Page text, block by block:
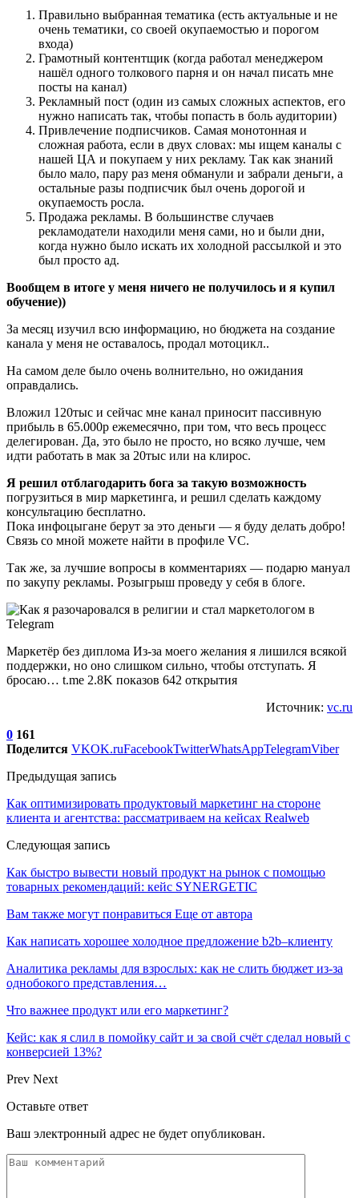
Правильно выбранная тематика (есть актуальные и не
очень тематики, со своей окупаемостью и порогом
входа)
Грамотный контентщик (когда работал менеджером
нашёл одного толкового парня и он начал писать мне
посты на канал)
Рекламный пост (один из самых сложных аспектов, его
нужно написать так, чтобы попасть в боль аудитории)
Привлечение подписчиков. Самая монотонная и
сложная работа, если в двух словах: мы ищем каналы с
нашей ЦА и покупаем у них рекламу. Так как знаний
было мало, пару раз меня обманули и забрали деньги, а
остальные разы подписчик был очень дорогой и
окупаемость росла.
Продажа рекламы. В большинстве случаев
рекламодатели находили меня сами, но и были дни,
когда нужно было искать их холодной рассылкой и это
был просто ад.
Вообщем в итоге у меня ничего не получилось и я купил
обучение))
За месяц изучил всю информацию, но бюджета на создание
канала у меня не оставалось, продал мотоцикл..
На самом деле было очень волнительно, но ожидания
оправдались.
Вложил 120тыс и сейчас мне канал приносит пассивную
прибыль в 65.000р ежемесячно, при том, что весь процесс
делегирован. Да, это было не просто, но всяко лучше, чем
идти работать в мак за 20тыс или на клирос.
Я решил отблагодарить бога за такую возможность
погрузиться в мир маркетинга, и решил сделать каждому
консультацию бесплатно.
Пока инфоцыгане берут за это деньги — я буду делать добро!
Связь со мной можете найти в профиле VC.
Так же, за лучшие вопросы в комментариях — подарю мануал
по закупу рекламы. Розыгрыш проведу у себя в блоге.
Маркетёр без диплома Из-за моего желания я лишился всякой
поддержки, но оно слишком сильно, чтобы отступать. Я
бросаю… t.me 2.8K показов 642 открытия
Источник: vc.ru
0 161
Поделится VKOK.ruFacebookTwitterWhatsAppTelegramViber
Предыдущая запись
Как оптимизировать продуктовый маркетинг на стороне
клиента и агентства: рассматриваем на кейсах Realweb
Следующая запись
Как быстро вывести новый продукт на рынок с помощью
товарных рекомендаций: кейс SYNERGETIC
Вам также могут понравиться Еще от автора
Как написать хорошее холодное предложение b2b–клиенту
Аналитика рекламы для взрослых: как не слить бюджет из-за
однобокого представления…
Что важнее продукт или его маркетинг?
Кейс: как я слил в помойку сайт и за свой счёт сделал новый с
конверсией 13%?
Prev Next
Оставьте ответ
Ваш электронный адрес не будет опубликован.